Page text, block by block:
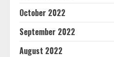
October 2022
September 2022
August 2022